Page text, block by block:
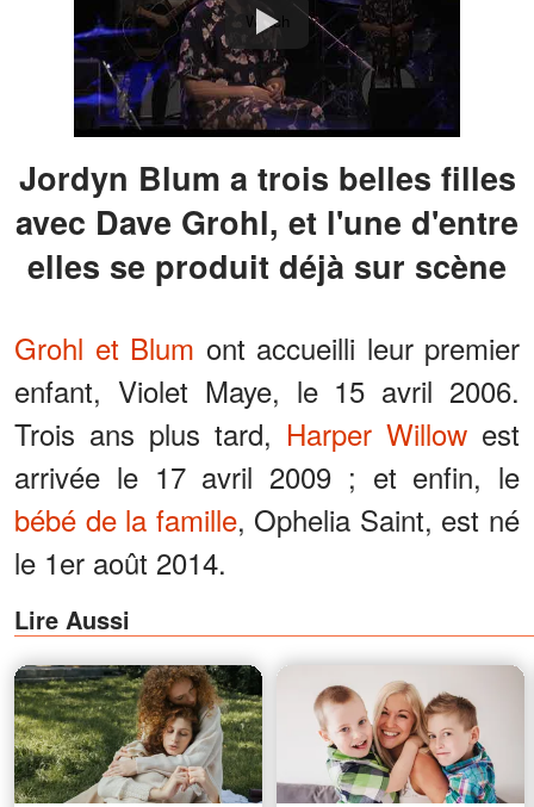
Watch
Jordyn Blum a trois belles filles
avec Dave Grohl, et l'une d'entre
elles se produit déjà sur scène
Grohl et Blum ont accueilli leur premier
enfant, Violet Maye, le 15 avril 2006.
Trois ans plus tard, Harper Willow est
arrivée le 17 avril 2009 ; et enfin, le
bébé de la famille, Ophelia Saint, est né
le 1er août 2014.
Lire Aussi